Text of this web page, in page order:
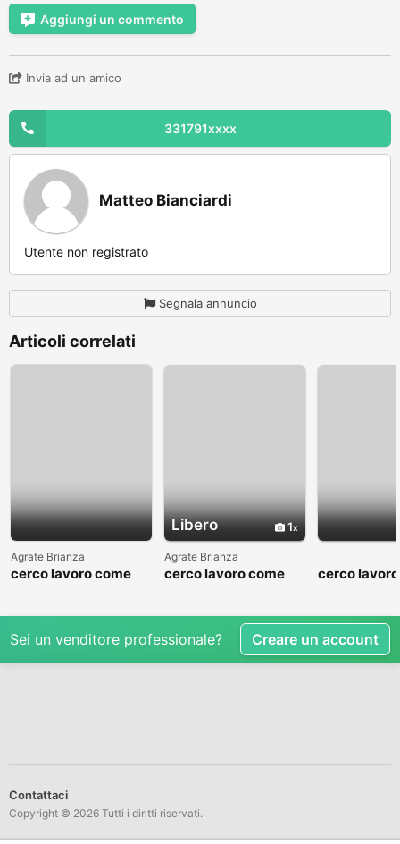
Aggiungi un commento
Invia ad un amico
331791xxxx
Matteo Bianciardi
Utente non registrato
Segnala annuncio
Articoli correlati
Agrate Brianza
cerco lavoro come
Libero 1
Agrate Brianza
cerco lavoro come
cerco
Sei un venditore professionale? Creare un account
Contattaci
Copyright © 2026 Tutti i diritti riservati.